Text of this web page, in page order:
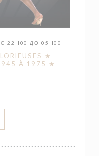
22H00 ДО 05H00
★
À 1975 ★